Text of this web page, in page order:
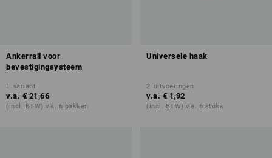
Ankerrail voor
bevestigingsysteem
1 variant
v.a. € 21,66
(incl. BTW) v.a. 6 pakken
Universele haak
2 uitvoeringen
v.a. € 1,92
(incl. BTW) v.a. 6 stuks